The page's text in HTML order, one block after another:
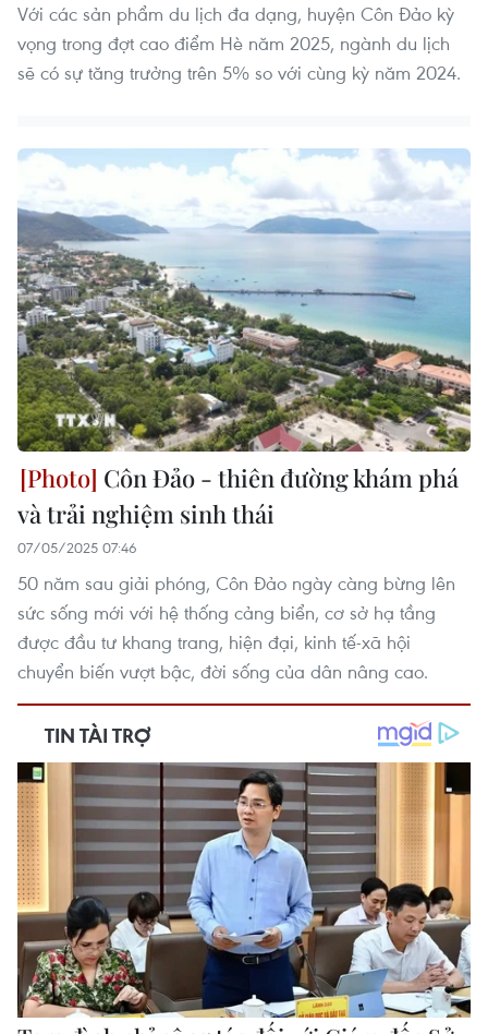
Với các sản phẩm du lịch đa dạng, huyện Côn Đảo kỳ
vọng trong đợt cao điểm Hè năm 2025, ngành du lịch
sẽ có sự tăng trưởng trên 5% so với cùng kỳ năm 2024.
Côn Đảo - thiên đường khám phá
và trải nghiệm sinh thái
07/05/2025 07:46
50 năm sau giải phóng, Côn Đảo ngày càng bừng lên
sức sống mới với hệ thống cảng biển, cơ sở hạ tầng
được đầu tư khang trang, hiện đại, kinh tế-xã hội
chuyển biến vượt bậc, đời sống của dân nâng cao.